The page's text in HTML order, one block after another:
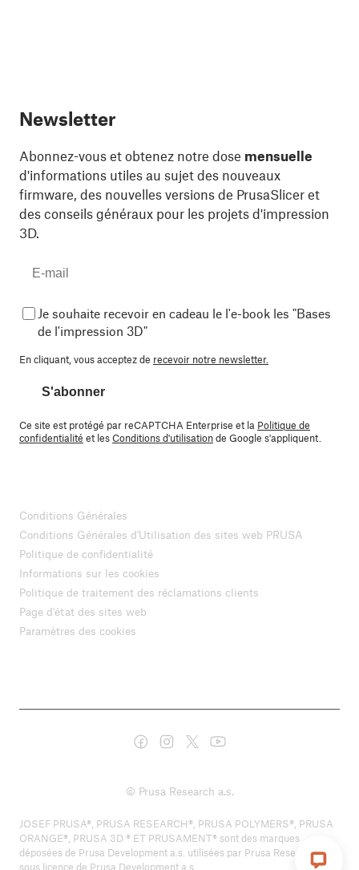
Newsletter
Abonnez-vous et obtenez notre dose mensuelle
d'informations utiles au sujet des nouveaux
firmware, des nouvelles versions de PrusaSlicer et
des conseils généraux pour les projets d'impression
3D.
Je souhaite recevoir en cadeau le l'e-book les "Bases
de l'impression 3D"
En cliquant, vous acceptez de recevoir notre newsletter.
S'abonner
Ce site est protégé par reCAPTCHA Enterprise et la Politique de
confidentialité et lesConditions d'utilisationde Google s'appliquent.
Conditions Générales
Conditions Générales d'Utilisation des sites web PRUSA
Politique de confidentialité
Informations sur les cookies
Politique de traitement des réclamations clients
Page d'état des sites web
Paramètres des cookies
© Prusa Research a.s.
JOSEF PRUSA®, PRUSA RESEARCH®, PRUSA POLYMERS®, PRUSA
ORANGE®, PRUSA 3D ® ET PRUSAMENT® sont des marques
déposées de Prusa Development a.s. utilisées par Prusa Research a.s.
sous licence de Prusa Development a.s.